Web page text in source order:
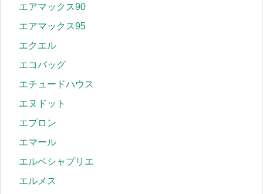
エアマックス90
エアマックス95
エクエル
エコバッグ
エチュードハウス
エヌドット
エプロン
エマール
エルベシャプリエ
エルメス